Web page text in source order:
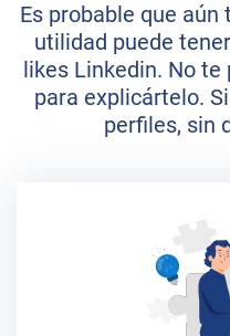
Es probable que
utilidad puede
likes Linkedin. No
para explicártelo.
perfiles, sin